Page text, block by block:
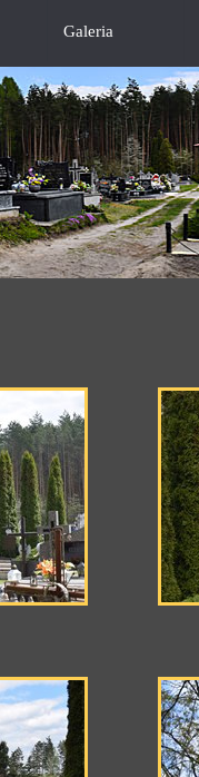
Galeria